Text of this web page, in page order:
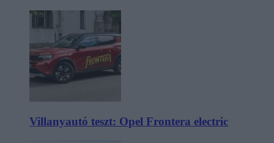
Villanyautó teszt: Opel Frontera electric